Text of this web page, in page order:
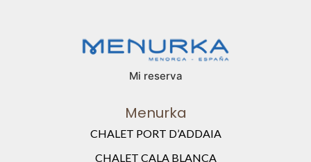
Mi reserva
Menurka
CHALET PORT D’ADDAIA
CHALET CALA BLANCA